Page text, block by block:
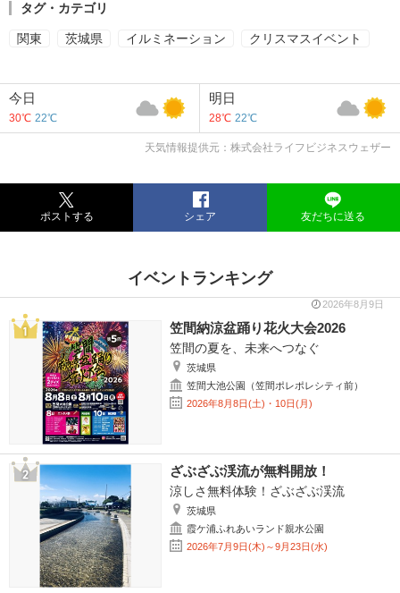
タグ・カテゴリ
関東 茨城県 イルミネーション クリスマスイベント
今日
30℃ 22℃
明日
28℃ 22℃
天気情報提供元：株式会社ライフビジネスウェザー
ポストする シェア 友だちに送る
イベントランキング
2026年8月9日
笠間納涼盆踊り花火大会2026
笠間の夏を、未来へつなぐ
茨城県
笠間大池公園（笠間ポレポレシティ前）
2026年8月8日(土)・10日(月)
ざぶざぶ渓流が無料開放！
涼しさ無料体験！ざぶざぶ渓流
茨城県
霞ケ浦ふれあいランド親水公園
2026年7月9日(木)～9月23日(水)